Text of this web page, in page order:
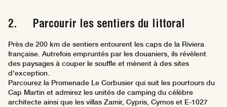
2. Parcourir les sentiers du littoral
Près de 200 km de sentiers entourent les caps de la Riviera
française. Autrefois empruntés par les douaniers, ils révèlent
des paysages à couper le souffle et mènent à des sites
d'exception.
Parcourez la Promenade Le Corbusier qui suit les pourtours du
Cap Martin et admirez les unités de camping du célèbre
architecte ainsi que les villas Zamir, Cypris, Cyrnos et E-1027